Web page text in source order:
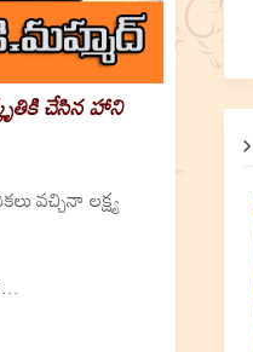
చేసిన హాని
వచ్చినా లక్ష్య